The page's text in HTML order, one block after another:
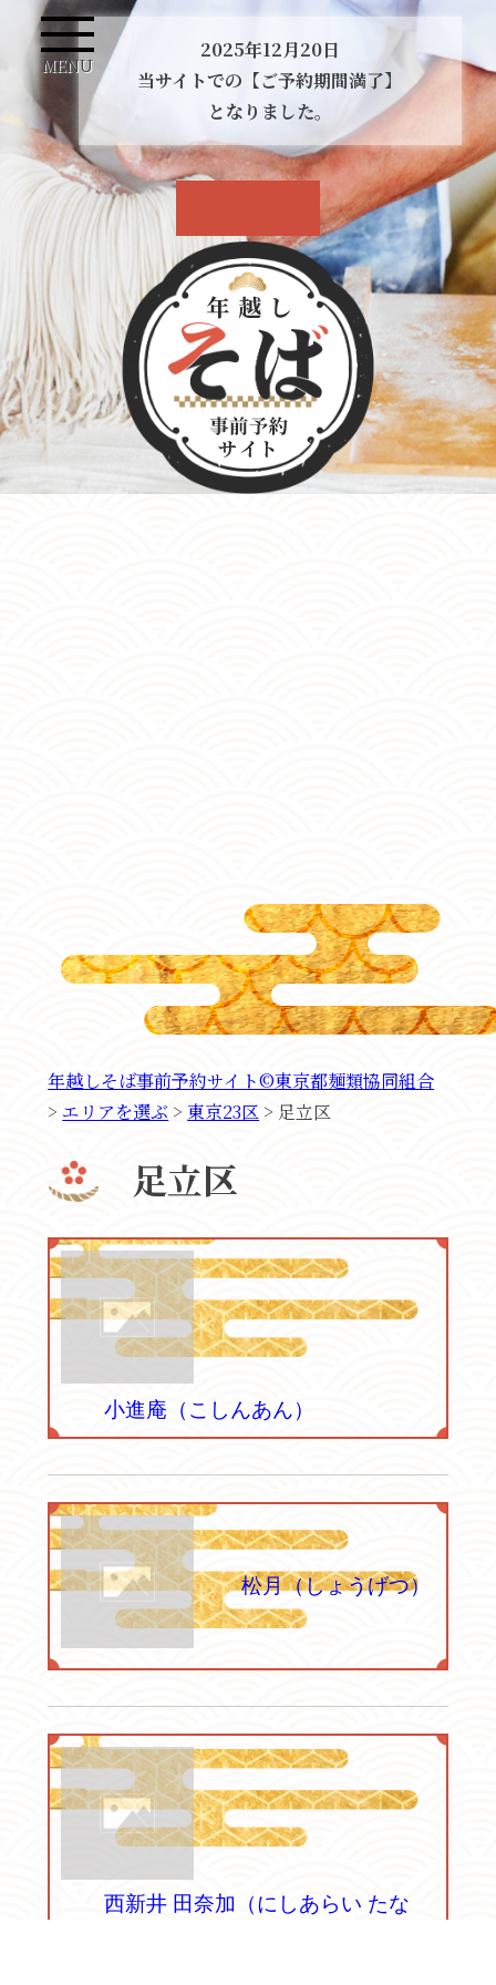
MENU
2025年12月20日
当サイトでの【ご予約期間満了】
となりました。
年越しそば事前予約サイト©東京都麺類協同組合
> エリアを選ぶ >東京23区 > 足立区
足立区
小進庵（こしんあん）
松月（しょうげつ）
西新井 田奈加（にしあらい たな